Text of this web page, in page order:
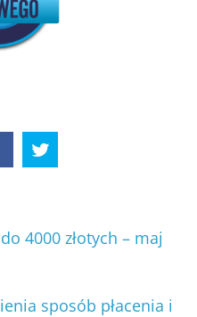
4000 złotych – maj
sposób płacenia i